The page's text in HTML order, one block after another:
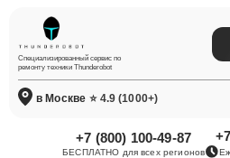
Специализированный сервис по
ремонту техники Thunderobot
в Москве ⭐ 4.9 (1000+)
+7 (800) 100-49-87
БЕСПЛАТНО для всех регионов